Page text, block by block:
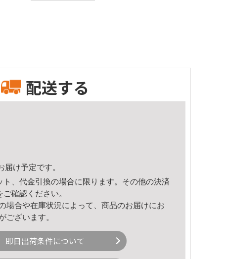
配送する
届け予定です。
ト、代金引換の場合に限ります。その他の決済
ご確認ください。
場合や在庫状況によって、商品のお届けにお
ございます。
即日出荷条件について